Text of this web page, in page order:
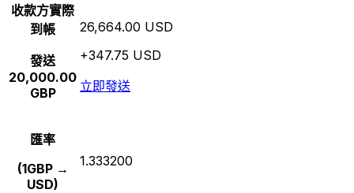
收款方實際
到帳
發送
20,000.00
GBP
26,664.00 USD
+347.75 USD
立即發送
匯率
(1GBP →
USD)
1.333200